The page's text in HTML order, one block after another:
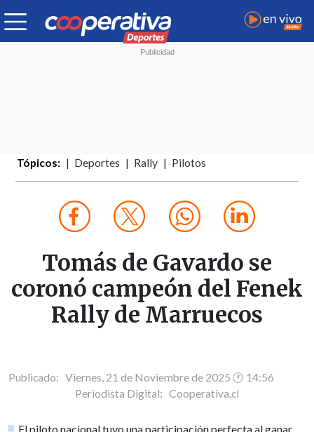
Tópicos: Deportes Rally Pilotos
Tomás de Gavardo se
coronó campeón del Fenek
Rally de Marruecos
Publicado: Viernes, 21 de Noviembre de 2025 🕐 14:56
Periodista Digital: Cooperativa.cl
El piloto nacional tuvo una participación perfecta al ganar